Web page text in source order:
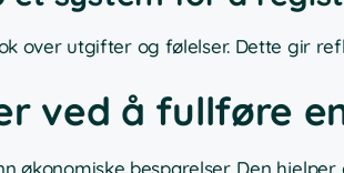
over utgifter og følelser. Dette gir
ved å fullføre
økonomiske besparelser. Den